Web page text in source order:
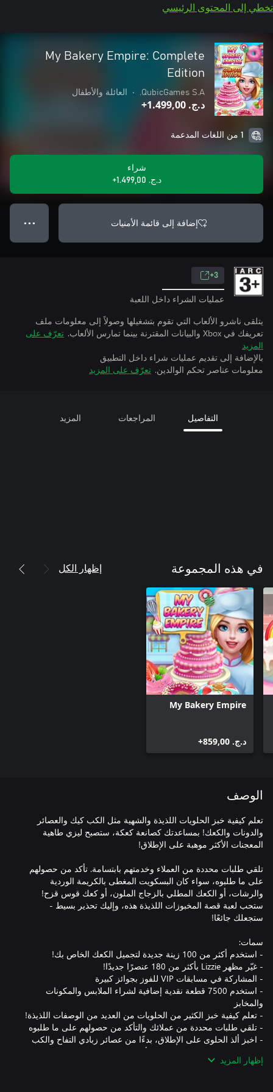
تخطي إلى المحتوى الرئيسي
My Bakery Empire: Complete
Edition
QubicGames S.A.
• العائلة والأطفال
د.ج.‏ 1.499,00+
1 من اللغات المدعمة
شراء
د.ج.‏ 1.499,00+
إضافة إلى قائمة الأمنيات ● ● ●
3+
عمليات الشراء داخل اللعبة
يتلقى ناشرو الألعاب التي تقوم بتشغيلها وصولاً إلى معلومات ملف
تعريفك في Xbox والبيانات المقترنة بينما تمارس الألعاب.
تعرّف على
المزيد
بالإضافة إلى تقديم عمليات شراء داخل التطبيق
معلومات عناصر تحكم الوالدين. تعرّف على المزيد
التفاصيل المراجعات المزيد
في هذه المجموعة إظهار الكل
My Bakery Empire
د.ج.‏ 859,00+
الوصف
تعلم كيفية خبز الحلويات اللذيذة والشهية مثل الكب كيك والعصائر
والدونات والكعك! بمساعدتك كصانعة كعكة، ستصبح ليزي طاهية
تلقي طلبات محددة من العملاء وخدمتهم بابتسامة. تأكد من حصولهم
على ما طلبوه، سواء كان البسكويت المغطى بالكريمة الوردية
والرشات، أو الكعك المطلي بالزجاج الملون، أو كعك قوس قزح!
ستحب لعبة قصة المخبوزات اللذيذة هذه، وإليك تحذير بسيط -
- استخدم 7500 قطعة نقدية إضافية لشراء الملابس والمكونات
- اخبز ألذ الحلوى على الإطلاق، بدءًا من عصائر زبادي التفاح والكب
إظهار المزيد